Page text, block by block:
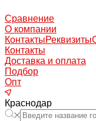
Сравнение
О компании
КонтактыРеквизиты
Контакты
Доставка и оплата
Подбор
Опт
Краснодар